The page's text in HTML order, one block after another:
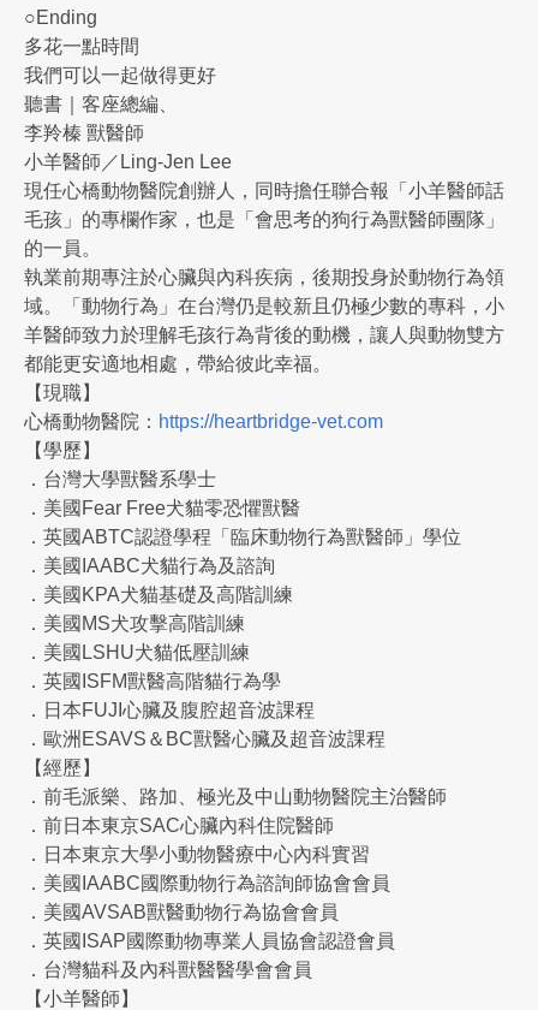
○Ending
多花一點時間
我們可以一起做得更好
聽書｜客座總編、
李羚榛 獸醫師
小羊醫師／Ling-Jen Lee
現任心橋動物醫院創辦人，同時擔任聯合報「小羊醫師話
毛孩」的專欄作家，也是「會思考的狗行為獸醫師團隊」
的一員。
執業前期專注於心臟與內科疾病，後期投身於動物行為領
域。「動物行為」在台灣仍是較新且仍極少數的專科，小
羊醫師致力於理解毛孩行為背後的動機，讓人與動物雙方
都能更安適地相處，帶給彼此幸福。
【現職】
心橋動物醫院： https://heartbridge-vet.com
【學歷】
．台灣大學獸醫系學士
．美國Fear Free犬貓零恐懼獸醫
．英國ABTC認證學程「臨床動物行為獸醫師」學位
．美國IAABC犬貓行為及諮詢
．美國KPA犬貓基礎及高階訓練
．美國MS犬攻擊高階訓練
．美國LSHU犬貓低壓訓練
．英國ISFM獸醫高階貓行為學
．日本FUJI心臟及腹腔超音波課程
．歐洲ESAVS＆BC獸醫心臟及超音波課程
【經歷】
．前毛派樂、路加、極光及中山動物醫院主治醫師
．前日本東京SAC心臟內科住院醫師
．日本東京大學小動物醫療中心內科實習
．美國IAABC國際動物行為諮詢師協會會員
．美國AVSAB獸醫動物行為協會會員
．英國ISAP國際動物專業人員協會認證會員
．台灣貓科及內科獸醫醫學會會員
【小羊醫師】